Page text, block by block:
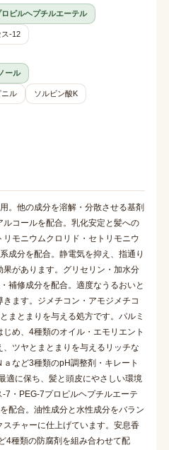
ピルヘプチルエーテル
ス-12
ール
ニル
ソルビン酸K
。他の成分を溶解・分散させる基剤
コールを配合。乳化安定と髪への
モニウムクロリド・セトリモニウ
成分を配合。静電気を抑え、指通り
があります。グリセリン・加水分
補修成分を配合。適度なうるおいと
ます。ジメチコン・アモジメチコ
まとまりを与える処方です。パルミ
め、4種類のオイル・エモリエント
ツヤとまとまりを与えるリッチな
など3種類のpH調整剤・キレート
適に保ち、髪と頭皮にやさしい環境
7・PEG-7プロピルヘプチルエーテ
配合。油性成分と水性成分をバラン
チャーに仕上げています。安息香
4種類の防腐剤を組み合わせて配